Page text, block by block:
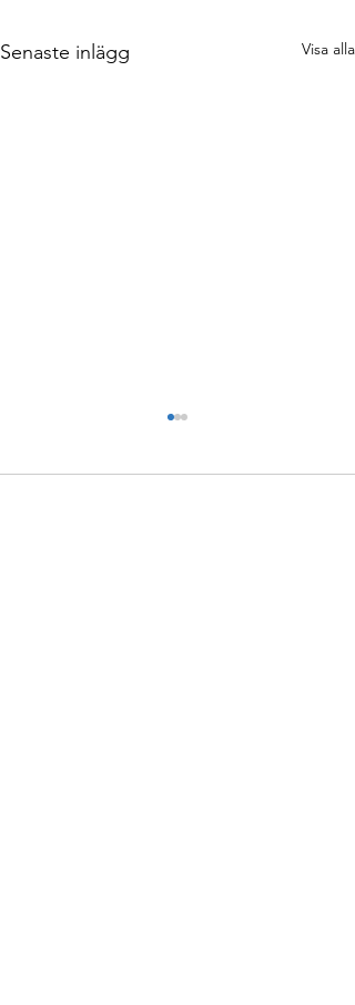
Senaste inlägg Visa alla